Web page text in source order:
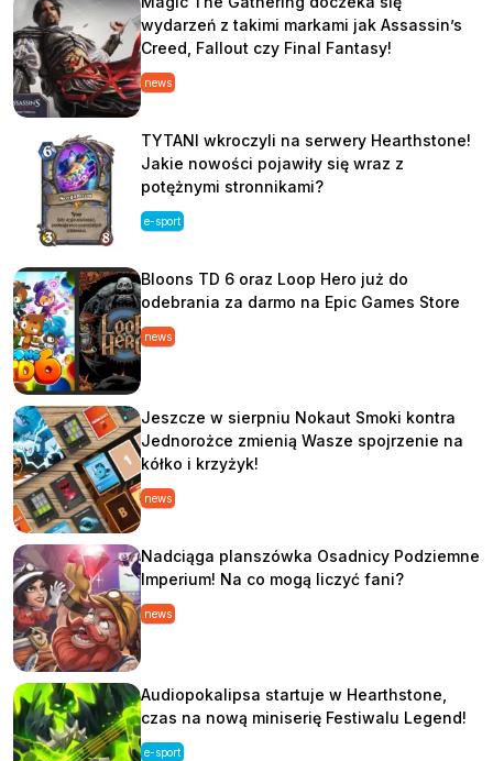
wydarzeń z takimi markami jak Assassin’s
Creed, Fallout czy Final Fantasy!
news
TYTANI wkroczyli na serwery Hearthstone!
Jakie nowości pojawiły się wraz z
potężnymi stronnikami?
e-sport
Bloons TD 6 oraz Loop Hero już do
odebrania za darmo na Epic Games Store
news
Jeszcze w sierpniu Nokaut Smoki kontra
Jednorożce zmienią Wasze spojrzenie na
kółko i krzyżyk!
news
Nadciąga planszówka Osadnicy Podziemne
Imperium! Na co mogą liczyć fani?
news
Audiopokalipsa startuje w Hearthstone,
czas na nową miniserię Festiwalu Legend!
e-sport